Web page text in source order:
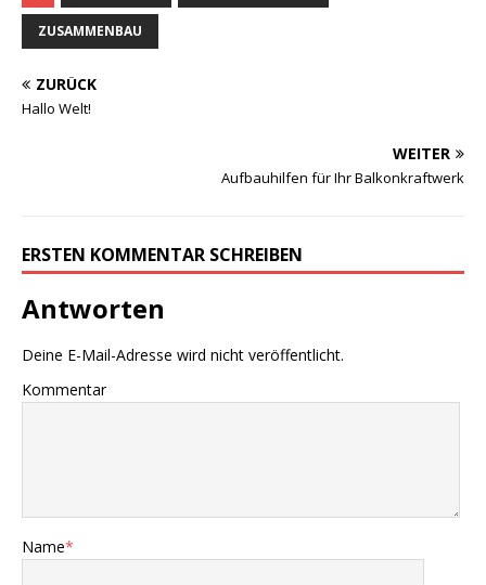
ZUSAMMENBAU
ZURÜCK
Hallo Welt!
WEITER
Aufbauhilfen für Ihr Balkonkraftwerk
ERSTEN KOMMENTAR SCHREIBEN
Antworten
Deine E-Mail-Adresse wird nicht veröffentlicht.
Kommentar
Name*